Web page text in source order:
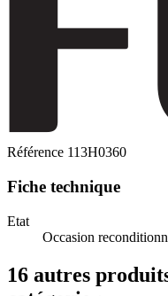
Référence 113H0360
Fiche technique
Etat
Occasion
16 autres